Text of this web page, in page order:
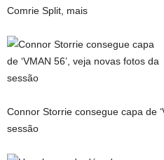
Comrie Split, mais
Connor Storrie consegue capa de
sessão